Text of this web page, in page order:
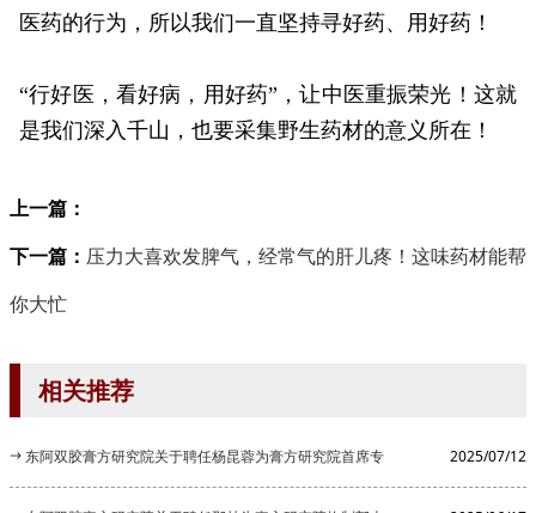
医药的行为，所以我们一直坚持寻好药、用好药！
“行好医，看好病，用好药”，让中医重振荣光！这就
是我们深入千山，也要采集野生药材的意义所在！
上一篇：
下一篇： 压力大喜欢发脾气，经常气的肝儿疼！这味药材能帮
你大忙
相关推荐
东阿双胶膏方研究院关于聘任杨昆蓉为膏方研究院首席专 2025/07/12